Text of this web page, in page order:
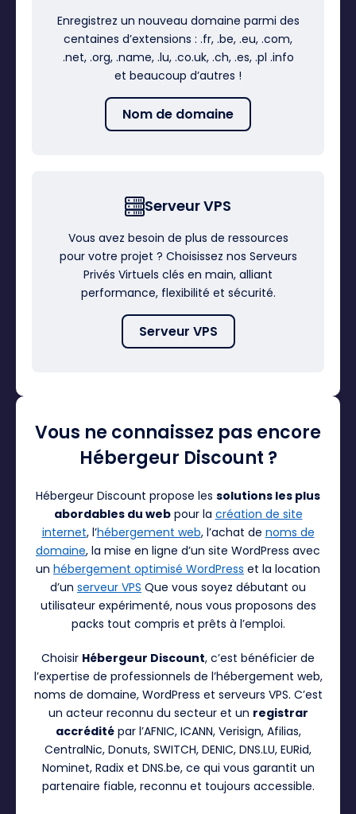
Enregistrez un nouveau domaine parmi des
centaines d’extensions : .fr, .be, .eu, .com,
.net, .org, .name, .lu, .co.uk, .ch, .es, .pl .info
et beaucoup d’autres !
Nom de domaine
Serveur VPS
Vous avez besoin de plus de ressources
pour votre projet ? Choisissez nos Serveurs
Privés Virtuels clés en main, alliant
performance, flexibilité et sécurité.
Serveur VPS
Vous ne connaissez pas encore
Hébergeur Discount ?
Hébergeur Discount propose les solutions les plus
abordables du webpour la création de site
internet, l’hébergement web, l’achat de noms de
domaine, la mise en ligne d’un site WordPress avec
un hébergement optimisé WordPress et la location
d’un serveur VPS Que vous soyez débutant ou
utilisateur expérimenté, nous vous proposons des
packs tout compris et prêts à l’emploi.
Choisir Hébergeur Discount, c’est bénéficier de
l’expertise de professionnels de l’hébergement web,
noms de domaine, WordPress et serveurs VPS. C’est
un acteur reconnu du secteur et un registrar
accréditépar l’AFNIC, ICANN, Verisign, Afilias,
CentralNic, Donuts, SWITCH, DENIC, DNS.LU, EURid,
Nominet, Radix et DNS.be, ce qui vous garantit un
partenaire fiable, reconnu et toujours accessible.